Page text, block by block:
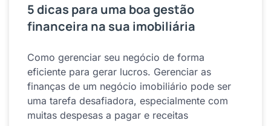
5 dicas para uma boa gestão
financeira na sua imobiliária
Como gerenciar seu negócio de forma
eficiente para gerar lucros. Gerenciar as
finanças de um negócio imobiliário pode ser
uma tarefa desafiadora, especialmente com
muitas despesas a pagar e receitas